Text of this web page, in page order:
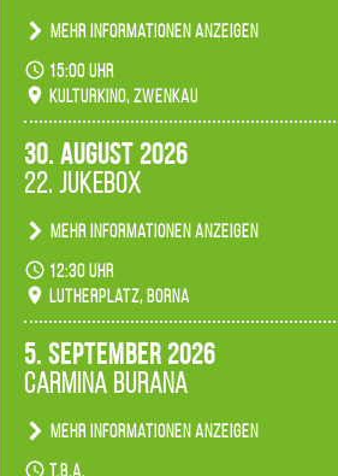
Mehr Informationen anzeigen
Konzert unserer Zwenkauer Schüler
Schülerinnen zum Fest des
15:00 Uhr
Kulturkino, Zwenkau
30. August 2026
22. Jukebox
Mehr Informationen anzeigen
Anlässlicher der 775-Jahrfeier der
spielen wir noch einmal unser
Jukeboxprogramm zum Stadtfest.
12:30 Uhr
Lutherplatz, Borna
5. September 2026
Carmina Burana
Mehr Informationen anzeigen
Tanztheater der Quertänzer Borna.
t.b.a.